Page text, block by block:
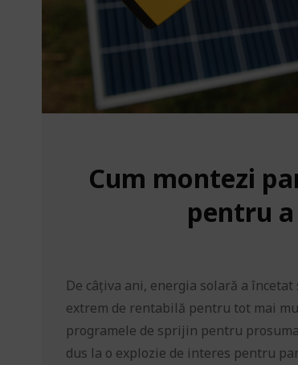
Cum montezi
pentru
De câțiva ani, energia solară a
extrem de rentabilă pentru tot mai
programele de sprijin pentru
dus la o explozie de interes pentru